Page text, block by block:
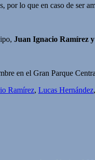
lo que en caso de ser
Juan Ignacio Ramírez
en el Gran Parque
Ramírez, Lucas Hernández,